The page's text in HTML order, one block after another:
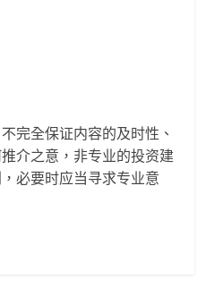
完全保证内容的及时性、
介之意，非专业的投资建
必要时应当寻求专业意